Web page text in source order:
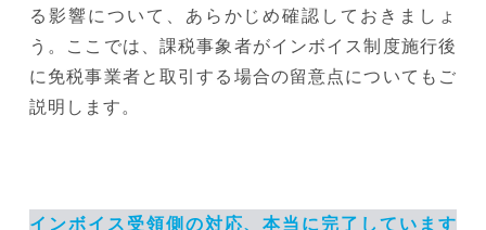
る影響について、あらかじめ確認しておきましょ
う。ここでは、課税事象者がインボイス制度施行後
に免税事業者と取引する場合の留意点についてもご
説明します。
インボイス受領側の対応、本当に完了しています